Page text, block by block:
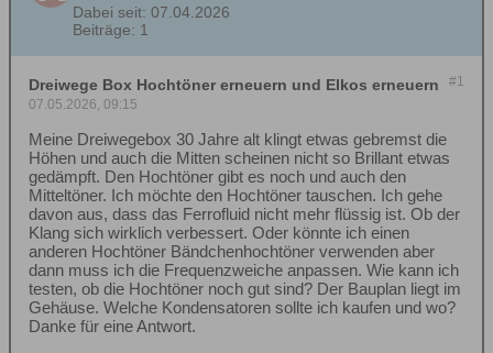
Dabei seit: 07.04.2026
Beiträge: 1
#1
Dreiwege Box Hochtöner erneuern und Elkos erneuern
07.05.2026, 09:15
Meine Dreiwegebox 30 Jahre alt klingt etwas gebremst die
Höhen und auch die Mitten scheinen nicht so Brillant etwas
gedämpft. Den Hochtöner gibt es noch und auch den
Mitteltöner. Ich möchte den Hochtöner tauschen. Ich gehe
davon aus, dass das Ferrofluid nicht mehr flüssig ist. Ob der
Klang sich wirklich verbessert. Oder könnte ich einen
anderen Hochtöner Bändchenhochtöner verwenden aber
dann muss ich die Frequenzweiche anpassen. Wie kann ich
testen, ob die Hochtöner noch gut sind? Der Bauplan liegt im
Gehäuse. Welche Kondensatoren sollte ich kaufen und wo?
Danke für eine Antwort.